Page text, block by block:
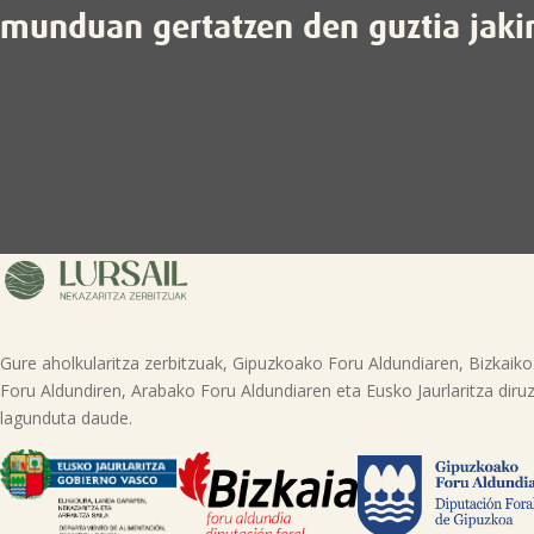
munduan gertatzen den guztia
Gure aholkularitza zerbitzuak, Gipuzkoako Foru Aldundiaren, Bizkaiko
Foru Aldundiren, Arabako Foru Aldundiaren eta Eusko Jaurlaritza
lagunduta daude.